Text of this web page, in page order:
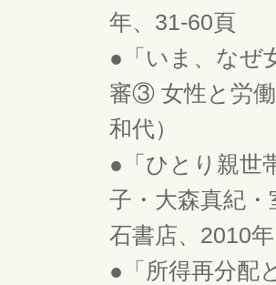
年、31-60頁
●「いま、なぜ
審③ 女性と労
和代）
●「ひとり親世
子・大森真紀
石書店、2010
●「所得再分配